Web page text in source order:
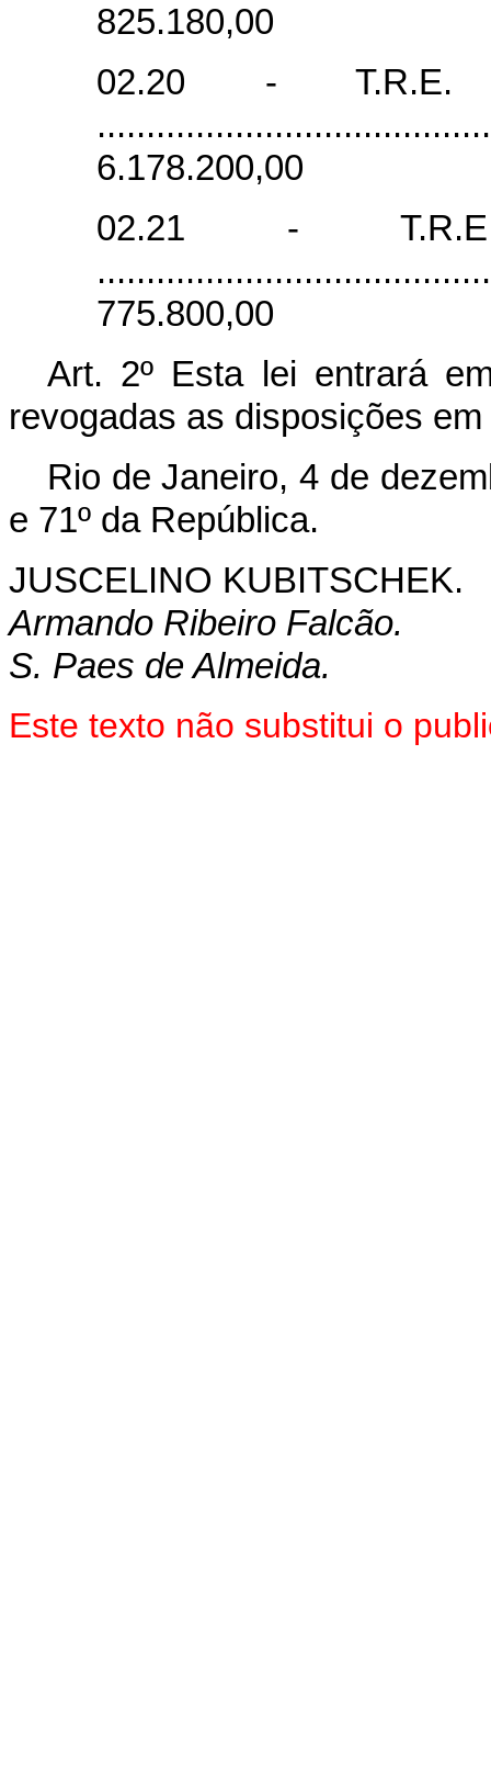
825.180,00
02.20 -
6.178.200,00
02.21 -
775.800,00
Art. 2º Esta lei entrará
revogadas as disposições
Rio de Janeiro, 4 de
e 71º da República.
JUSCELINO KUBITSCHEK.
Armando Ribeiro Falcão.
S. Paes de Almeida.
Este texto não substitui o